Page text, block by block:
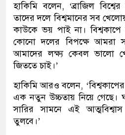
হাকিমি বলেন, ‘ব্রাজিল
তাদের দলে বিশ্বমানের সব
কাউকে ভয় পাই না।
কোনো দলের বিপক্ষে আমরা
আমাদের লক্ষ্য কেবল ভালো
জিততে চাই।’
হাকিমি আরও বলেন,
এক নতুন উচ্চতায় নিয়ে গেছে।
সারির সামনে এই
তুলবে।’